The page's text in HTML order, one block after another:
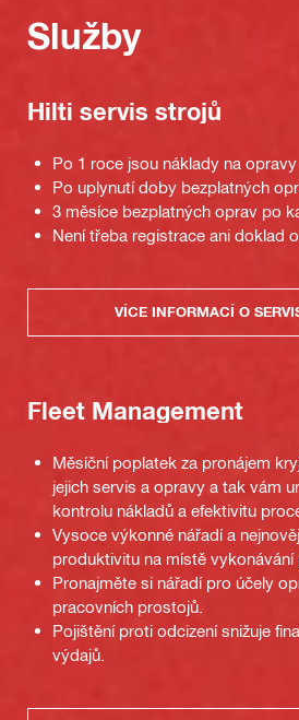
Služby
Hilti servis strojů
Po 1 roce jsou náklady na
Po uplynutí doby bezplatných
3 měsíce bezplatných oprav po
Není třeba registrace ani doklad
VÍCE INFORMACÍ O
Fleet Management
Měsíční poplatek za pronájem
jejich servis a opravy a tak vám
kontrolu nákladů a efektivitu
Vysoce výkonné nářadí a
produktivitu na místě vykonávání
Pronajměte si nářadí pro účely
pracovních prostojů.
Pojištění proti odcizení snižuje
výdajů.